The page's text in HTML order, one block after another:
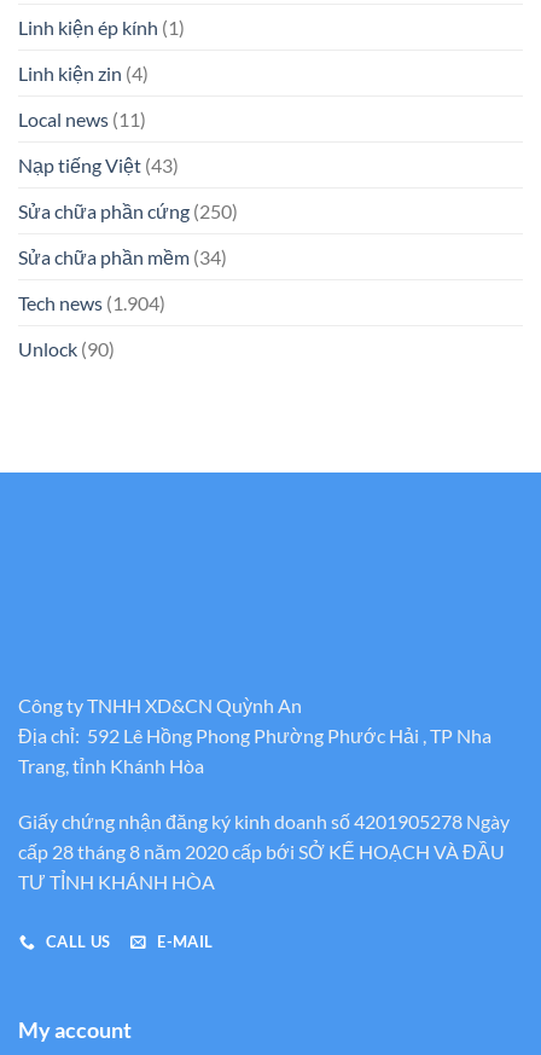
Linh kiện ép kính (1)
Linh kiện zin (4)
Local news (11)
Nạp tiếng Việt (43)
Sửa chữa phần cứng (250)
Sửa chữa phần mềm (34)
Tech news (1.904)
Unlock (90)
Công ty TNHH XD&CN Quỳnh An
Địa chỉ: 592 Lê Hồng Phong Phường Phước Hải , TP Nha
Trang, tỉnh Khánh Hòa
Giấy chứng nhận đăng ký kinh doanh số 4201905278 Ngày
cấp 28 tháng 8 năm 2020 cấp bới SỞ KẾ HOẠCH VÀ ĐẦU
TƯ TỈNH KHÁNH HÒA
CALL US E-MAIL
My account